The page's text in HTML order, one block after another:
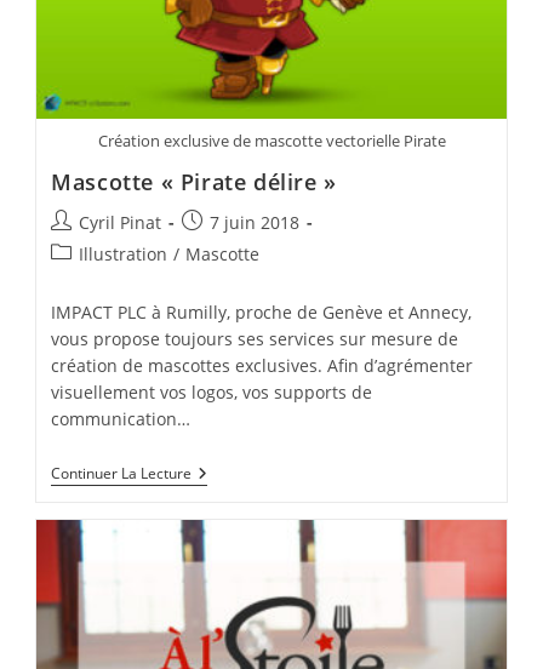
Création exclusive de mascotte vectorielle Pirate
Mascotte « Pirate délire »
Auteur/autrice
de
Cyril Pinat
Publication
publiée :
7 juin 2018
PostIllustration / Mascotte
IMPACT PLC à Rumilly, proche de Genève et Annecy,
vous propose toujours ses services sur mesure de
création de mascottes exclusives. Afin d’agrémenter
visuellement vos logos, vos supports de
communication…
Continuer La Lecture Mascotte
« Pirate